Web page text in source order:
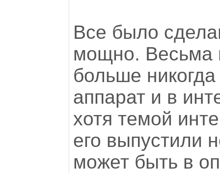
Все было
мощно. Весьма
больше
аппарат и в
хотя темой
его выпустили
может быть в